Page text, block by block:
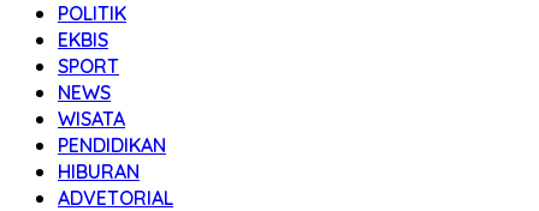
POLITIK
EKBIS
SPORT
NEWS
WISATA
PENDIDIKAN
HIBURAN
ADVETORIAL